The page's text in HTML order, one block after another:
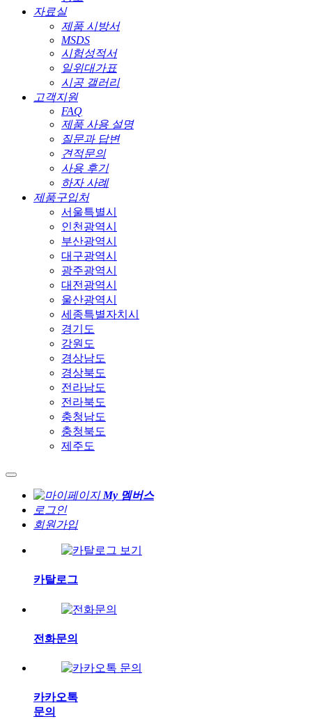
자료실
제품 시방서
MSDS
시험성적서
일위대가표
시공 갤러리
고객지원
FAQ
제품 사용 설명
질문과 답변
견적문의
사용 후기
하자 사례
제품구입처
서울특별시
인천광역시
부산광역시
대구광역시
광주광역시
대전광역시
울산광역시
세종특별자치시
경기도
강원도
경상남도
경상북도
전라남도
전라북도
충청남도
충청북도
제주도
My 멤버스
로그인
회원가입
카탈로그
전화문의
카카오톡
문의